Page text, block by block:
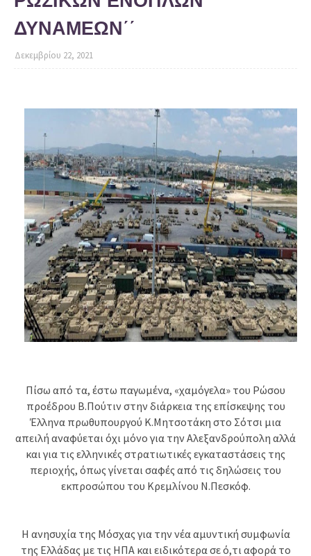
ΔΥΝΑΜΕΩΝ΄΄
Δεκεμβρίου 22, 2021
Πίσω από τα, έστω παγωμένα, «χαμόγελα» του Ρώσου
προέδρου Β.Πούτιν στην διάρκεια της επίσκεψης του
Έλληνα πρωθυπουργού Κ.Μητσοτάκη στο Σότσι μια
απειλή αναφύεται όχι μόνο για την Αλεξανδρούπολη αλλά
και για τις ελληνικές στρατιωτικές εγκαταστάσεις της
περιοχής, όπως γίνεται σαφές από τις δηλώσεις του
εκπροσώπου του Κρεμλίνου Ν.Πεσκόφ.
Η ανησυχία της Μόσχας για την νέα αμυντική συμφωνία
της Ελλάδας με τις ΗΠΑ και ειδικότερα σε ό,τι αφορά το